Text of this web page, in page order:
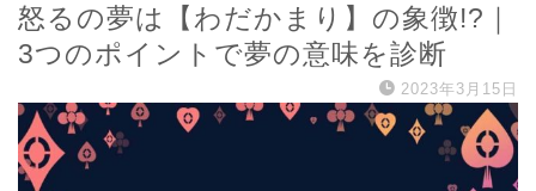
怒るの夢は【わだかまり】の象徴!?｜
3つのポイントで夢の意味を診断
2023年3月15日